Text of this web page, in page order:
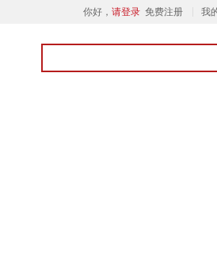
你好， 请登录 免费注册 我